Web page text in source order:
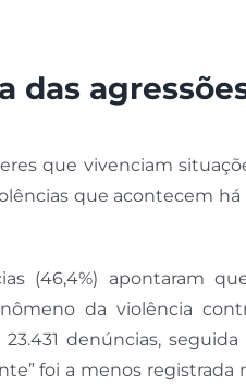
das
que vivenciam
que acontecem
(46,4%) apontaram
da violência
denúncias, seguida
foi a menos